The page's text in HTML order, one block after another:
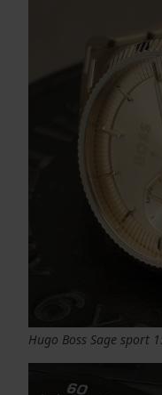
Hugo Boss Sage sport